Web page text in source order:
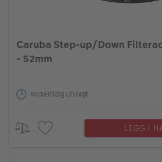
Caruba Step-up/Down
- 52mm
Midlertidig utsolgt
LEGG I